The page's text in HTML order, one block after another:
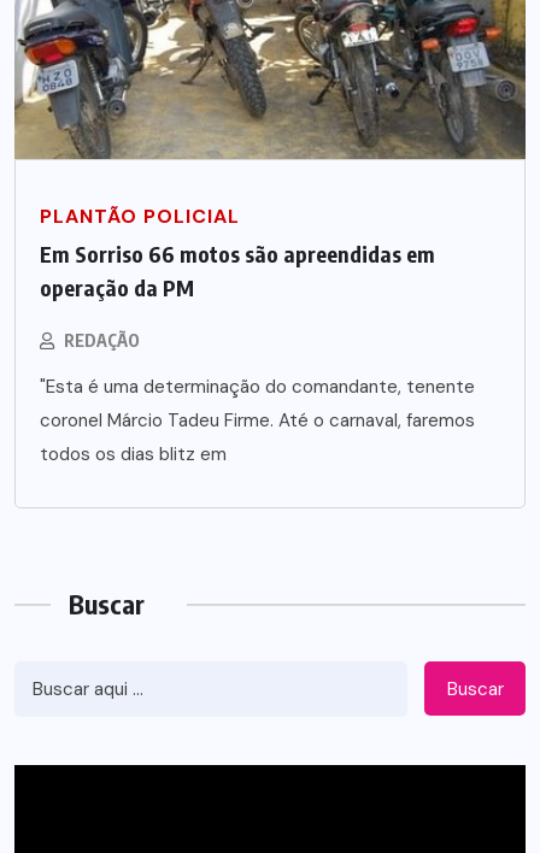
PLANTÃO POLICIAL
Em Sorriso 66 motos são apreendidas em
operação da PM
REDAÇÃO
"Esta é uma determinação do comandante, tenente
coronel Márcio Tadeu Firme. Até o carnaval, faremos
todos os dias blitz em
Buscar
Buscar